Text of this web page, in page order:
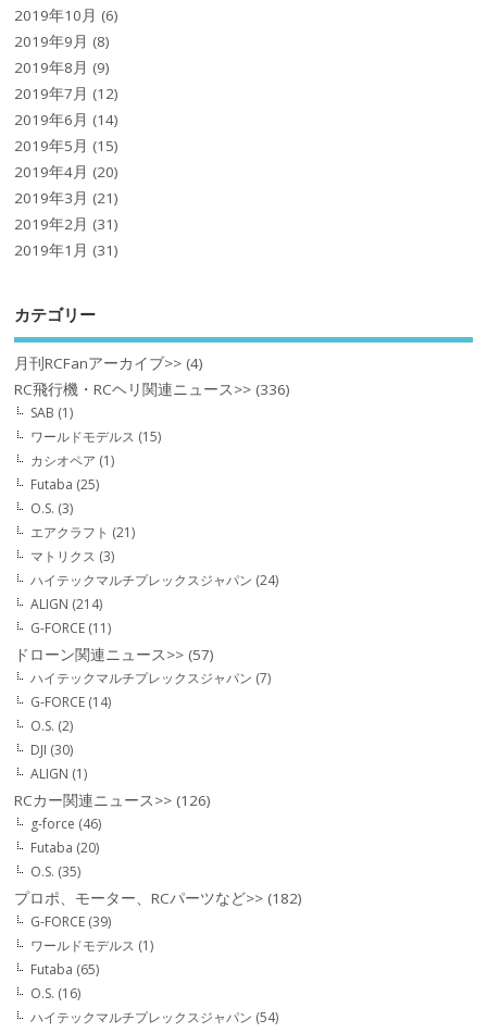
2019年10月 (6)
2019年9月 (8)
2019年8月 (9)
2019年7月 (12)
2019年6月 (14)
2019年5月 (15)
2019年4月 (20)
2019年3月 (21)
2019年2月 (31)
2019年1月 (31)
カテゴリー
月刊RCFanアーカイブ>> (4)
RC飛行機・RCヘリ関連ニュース>> (336)
SAB (1)
ワールドモデルス (15)
カシオペア (1)
Futaba (25)
O.S. (3)
エアクラフト (21)
マトリクス (3)
ハイテックマルチプレックスジャパン (24)
ALIGN (214)
G-FORCE (11)
ドローン関連ニュース>> (57)
ハイテックマルチプレックスジャパン (7)
G-FORCE (14)
O.S. (2)
DJI (30)
ALIGN (1)
RCカー関連ニュース>> (126)
g-force (46)
Futaba (20)
O.S. (35)
プロポ、モーター、RCパーツなど>> (182)
G-FORCE (39)
ワールドモデルス (1)
Futaba (65)
O.S. (16)
ハイテックマルチプレックスジャパン (54)